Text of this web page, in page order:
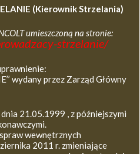
(Kierownik Strzelania)
umieszczoną na stronie:
strzelanie/
wydany przez Zarząd Główny
21.05.1999 , z późniejszymi
wewnętrznych
2011 r. zmieniające